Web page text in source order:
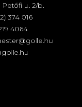
Petőfi u. 2/b.
374 016
4064